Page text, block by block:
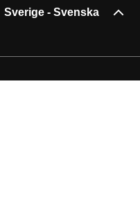
Sverige - Svenska